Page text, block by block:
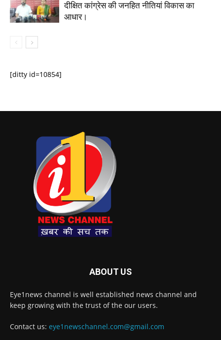
दीक्षित कांग्रेस की जनहित नीतियां विकास का
आधार।
[ditty id=10854]
ABOUT US
Eye1news channel is well established news channel and
keep growing with the trust of the our users.
Contact us: eye1newschannel.com@gmail.com